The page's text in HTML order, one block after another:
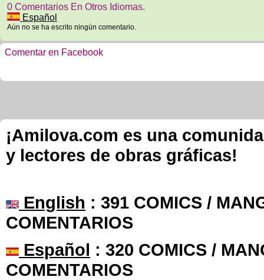
0 Comentarios En Otros Idiomas.
Español
Aún no se ha escrito ningún comentario.
Comentar en Facebook
¡Amilova.com es una
y lectores de obras gráficas!
English : 391 COMICS /
COMENTARIOS
Español : 320 COMICS /
COMENTARIOS